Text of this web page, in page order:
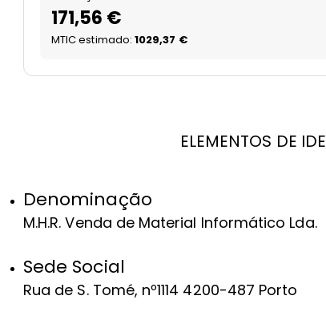
171,56 €
MTIC estimado: 1029,37 €
ELEMENTOS DE
Denominação
M.H.R. Venda de Material Informático Lda.
Sede Social
Rua de S. Tomé, nº1114 4200-487 Porto